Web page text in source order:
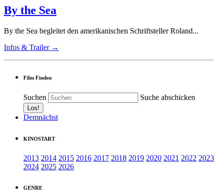
By the Sea
By the Sea begleitet den amerikanischen Schriftsteller Roland...
Infos & Trailer →
Film Finden
Suchen Suche abschicken
Demnächst
KINOSTART
2013 2014 2015 2016 2017 2018 2019 2020 2021 2022 2023
2024 2025 2026
GENRE